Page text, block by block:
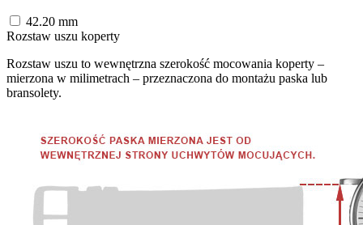
42.20 mm
Rozstaw uszu koperty
Rozstaw uszu to wewnętrzna szerokość mocowania koperty –
mierzona w milimetrach – przeznaczona do montażu paska lub
bransolety.